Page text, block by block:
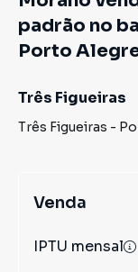
padrão no
Porto
Três Figueiras
Três Figueiras -
Venda
IPTU mensal